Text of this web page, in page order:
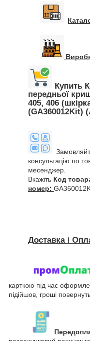
Купить
передньої
405, 406
(GA360012Kit)
консультацію по
месенджер.
Вкажіть Код
номер:
Доставка і
карткою під час
підійшов, гроші